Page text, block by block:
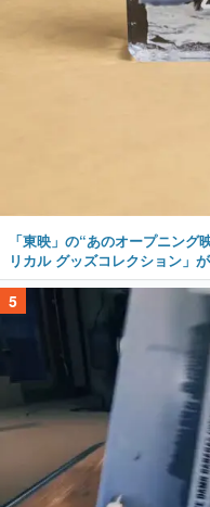
「東映」の“あのオープニン
リカル グッズコレクション」
5